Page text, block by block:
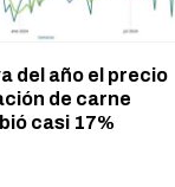
del año el precio
de carne
casi 17%